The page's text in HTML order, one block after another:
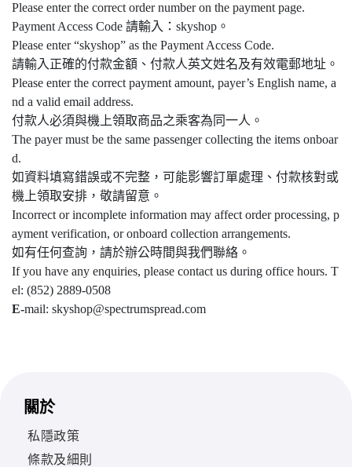
Please enter the correct order number on the payment page.
Payment Access Code 請輸入：skyshop。
Please enter “skyshop” as the Payment Access Code.
請輸入正確的付款金額、付款人英文姓名及有效電郵地址。
Please enter the correct payment amount, payer’s English name, a
nd a valid email address.
付款人必須與機上領取商品之乘客為同一人。
The payer must be the same passenger collecting the items onboar
d.
如資料填寫錯誤或不完整，可能影響訂單處理、付款核對或
機上領取安排，敬請留意。
Incorrect or incomplete information may affect order processing, p
ayment verification, or onboard collection arrangements.
如有任何查詢，請於辦公時間與我們聯絡。
If you have any enquiries, please contact us during office hours. T
el: (852) 2889-0508
E-mail: skyshop@spectrumspread.com
關於
私隱政策
條款及細則